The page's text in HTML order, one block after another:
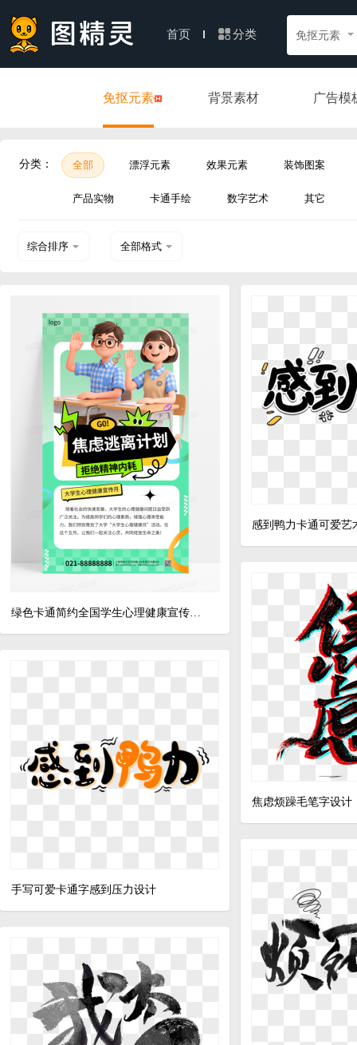
首页 分类 免抠元素
免抠元素 背景素材 广告模
分类： 全部 漂浮元素 效果元素 装饰图案
产品实物 卡通手绘 数字艺术 其它
综合排序 全部格式
EPS
xls
绿色卡通简约全国学生心理健康宣传教育海报
感到鸭力卡通可爱艺
焦虑烦躁毛笔字设计
手写可爱卡通字感到压力设计